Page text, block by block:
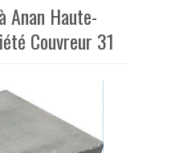
Anan Haute-
Couvreur 31